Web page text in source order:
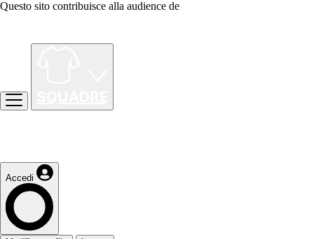
Questo sito contribuisce alla audience de
Accedi